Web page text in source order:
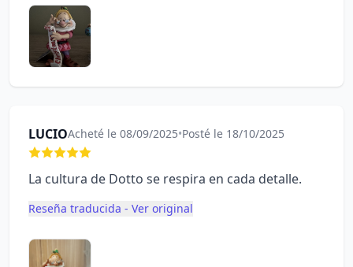
LUCIOAcheté le 08/09/2025•Posté le 18/10/2025
La cultura de Dotto se respira en cada detalle.
Reseña traducida - Ver original